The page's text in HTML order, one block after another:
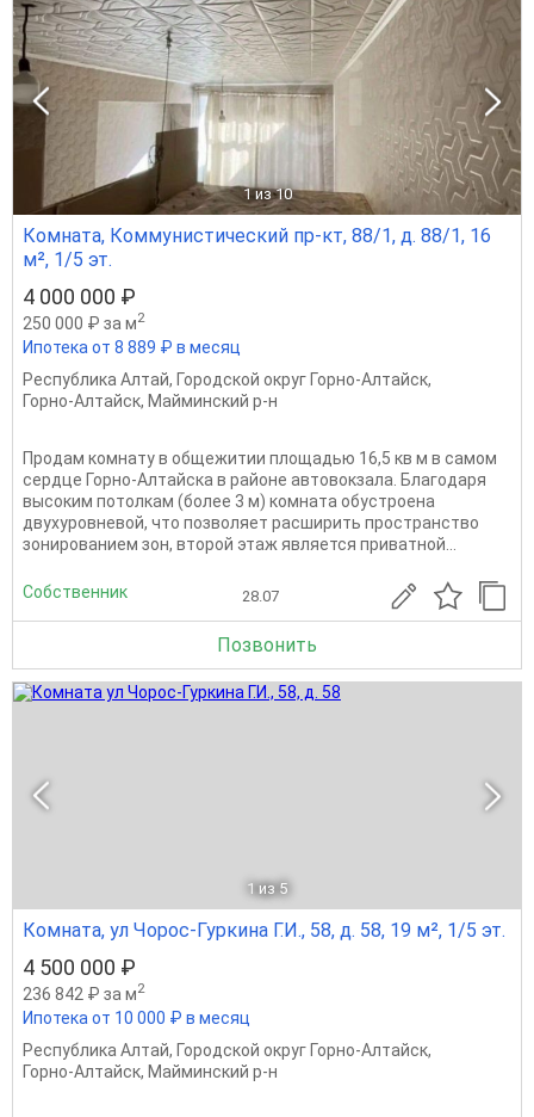
1 из 10
Комната, Коммунистический пр-кт, 88/1, д. 88/1, 16
м², 1/5 эт.
4 000 000 ₽
250 000 ₽ за м2
Ипотека от 8 889 ₽ в месяц
Республика Алтай, Городской округ Горно-Алтайск,
Горно-Алтайск, Майминский р-н
Продам комнату в общежитии площадью 16,5 кв м в самом
сердце Горно-Алтайска в районе автовокзала. Благодаря
высоким потолкам (более 3 м) комната обустроена
двухуровневой, что позволяет расширить пространство
зонированием зон, второй этаж является приватной...
Собственник 28.07
Позвонить
1 из 5
Комната, ул Чорос-Гуркина Г.И., 58, д. 58, 19 м², 1/5 эт.
4 500 000 ₽
236 842 ₽ за м2
Ипотека от 10 000 ₽ в месяц
Республика Алтай, Городской округ Горно-Алтайск,
Горно-Алтайск, Майминский р-н